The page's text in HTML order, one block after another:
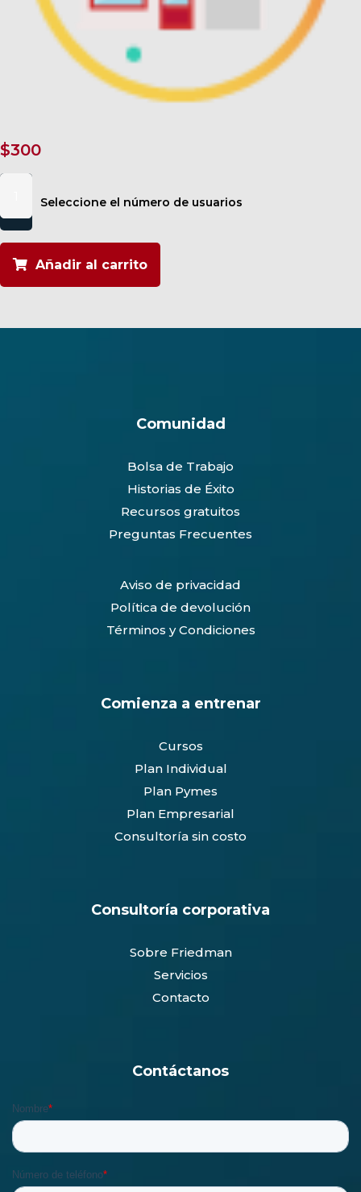
$300
Consolidar
venta
cantidad
Seleccione el número de usuarios
Añadir al carrito
Comunidad
Bolsa de Trabajo
Historias de Éxito
Recursos gratuitos
Preguntas Frecuentes
Aviso de privacidad
Política de devolución
Términos y Condiciones
Comienza a entrenar
Cursos
Plan Individual
Plan Pymes
Plan Empresarial
Consultoría sin costo
Consultoría corporativa
Sobre Friedman
Servicios
Contacto
Contáctanos